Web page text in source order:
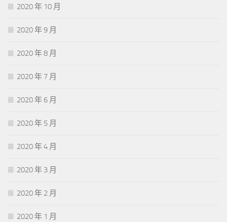
2020 年 10 月
2020 年 9 月
2020 年 8 月
2020 年 7 月
2020 年 6 月
2020 年 5 月
2020 年 4 月
2020 年 3 月
2020 年 2 月
2020 年 1 月